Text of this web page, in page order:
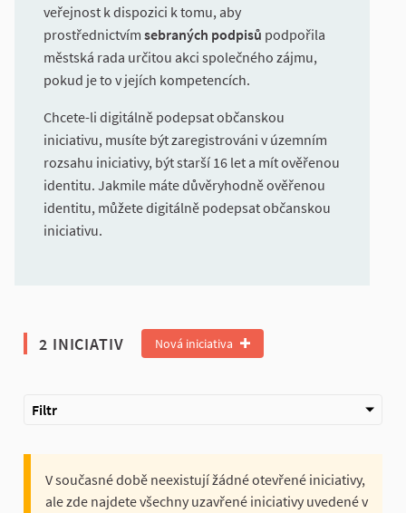
veřejnost k dispozici k tomu, aby
prostřednictvím sebraných podpisů podpořila
městská rada určitou akci společného zájmu,
pokud je to v jejích kompetencích.
Chcete-li digitálně podepsat občanskou
iniciativu, musíte být zaregistrováni v územním
rozsahu iniciativy, být starší 16 let a mít ověřenou
identitu. Jakmile máte důvěryhodně ověřenou
identitu, můžete digitálně podepsat občanskou
iniciativu.
2 INICIATIV Nová iniciativa
Filtr
V současné době neexistují žádné otevřené iniciativy,
ale zde najdete všechny uzavřené iniciativy uvedené v